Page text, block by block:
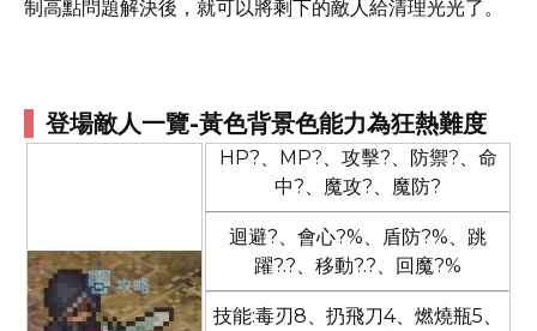
制高點問題解決後，就可以將剩下的敵人給清理光光了。
登場敵人一覽-黃色背景色能力為狂熱難度
HP?、MP?、攻擊?、防禦?、命
中?、魔攻?、魔防?
迴避?、會心?%、盾防?%、跳
躍?.?、移動?.?、回魔?%
技能:毒刃8、扔飛刀4、燃燒瓶5、